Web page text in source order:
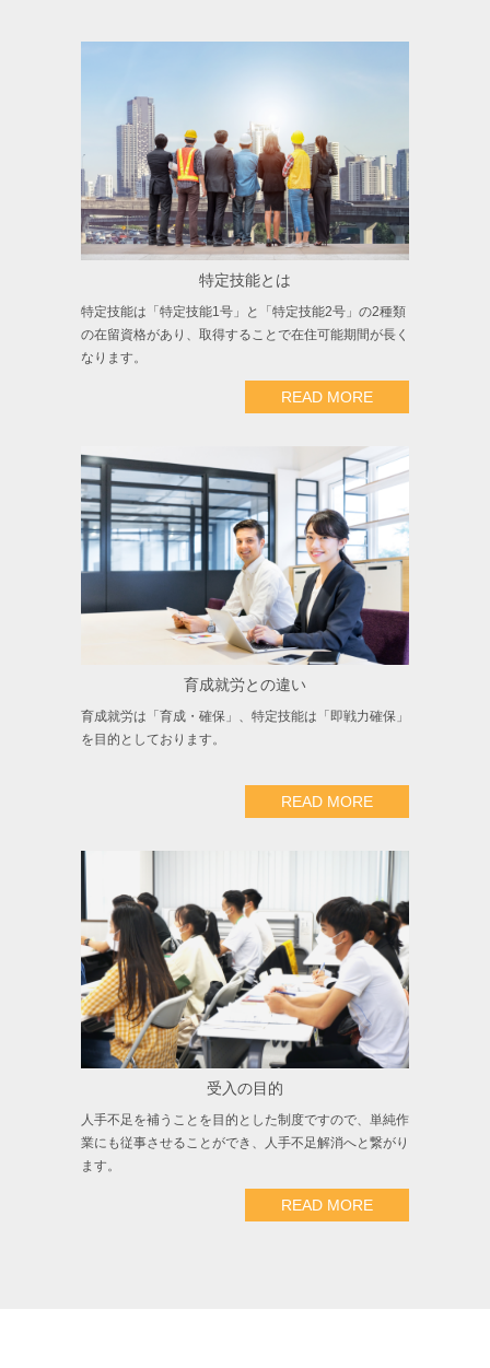
特定技能とは
特定技能は「特定技能1号」と「特定技能2号」の2種類
の在留資格があり、取得することで在住可能期間が長く
なります。
READ MORE
育成就労との違い
育成就労は「育成・確保」、特定技能は「即戦力確保」
を目的としております。
READ MORE
受入の目的
人手不足を補うことを目的とした制度ですので、単純作
業にも従事させることができ、人手不足解消へと繋がり
ます。
READ MORE